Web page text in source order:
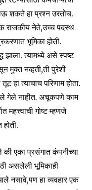
Your information is
.
75
Followers
शकते हा प्रश्न उरतोच.
राजकीय नेते,उच्च पदस्थ
भूमिका होती.
झाला. त्यामध्ये असे स्पष्ट
मुक्त नव्हती,ती पुरेशी
हा त्याचाच परिणाम होता.
गेले नाहीत. अचूकपणे काम
महत्त्वाची गोष्ट म्हणजे
एका प्रसंगात कंपनीच्या
असलेली भूमिकाही
नसावे,पण हा व्यवहार एक